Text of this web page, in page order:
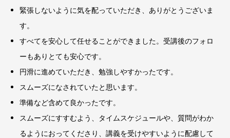
緊張しないように気を配っていただき、ありがとうございま
す。
すべてを安心して任せることができました。受講後のフォロ
ーもありとても安心です。
円滑に進めていただき、勉強しやすかったです。
スムーズになされていたと思います。
準備など含めて良かったです。
スムーズにすすむよう、タイムスケジュールや、質問がわか
るようにおってくださり、講義を受けやすいように配慮して